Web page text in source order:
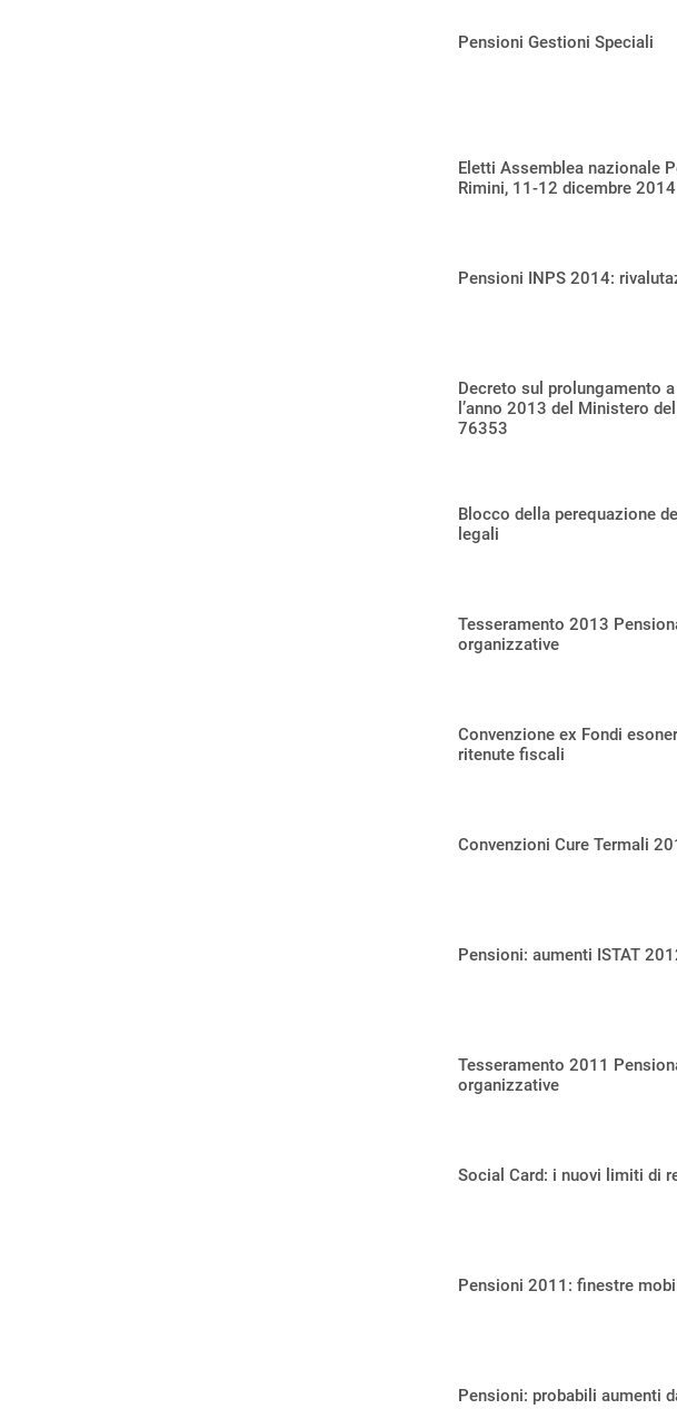
Pensioni Gestioni Speciali
Eletti Assemblea nazionale
Rimini, 11-12 dicembre 2014
Pensioni INPS 2014:
Decreto sul prolungamento
l’anno 2013 del Ministero
76353
Blocco della perequazione
legali
Tesseramento 2013
organizzative
Convenzione ex Fondi
ritenute fiscali
Convenzioni Cure Termali
Pensioni: aumenti ISTAT
Tesseramento 2011
organizzative
Social Card: i nuovi limiti di
Pensioni 2011: finestre
Pensioni: probabili aumenti